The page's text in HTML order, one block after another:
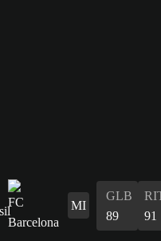
MI
GLB
89
91